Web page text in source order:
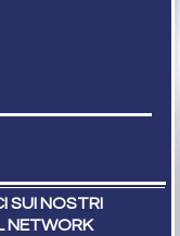
SUI NOSTRI
NETWORK